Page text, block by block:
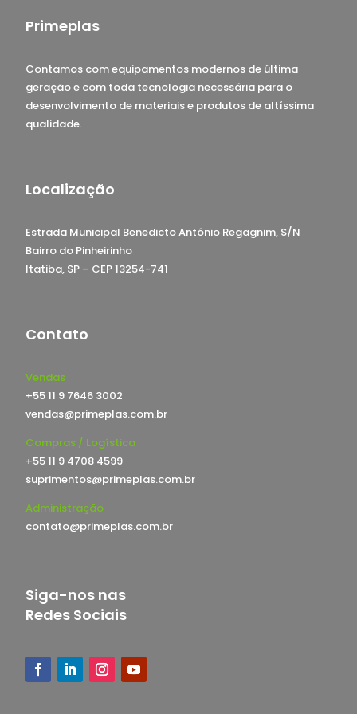
Primeplas
Contamos com equipamentos modernos de última
geração e com toda tecnologia necessária para o
desenvolvimento de materiais e produtos de altíssima
qualidade.
Localização
Estrada Municipal Benedicto Antônio Regagnim, S/N
Bairro do Pinheirinho
Itatiba, SP – CEP 13254-741
Contato
Vendas
+55 11 9 7646 3002
vendas@primeplas.com.br
Compras / Logística
+55 11 9 4708 4599
suprimentos@primeplas.com.br
Administração
contato@primeplas.com.br
Siga-nos nas
Redes Sociais